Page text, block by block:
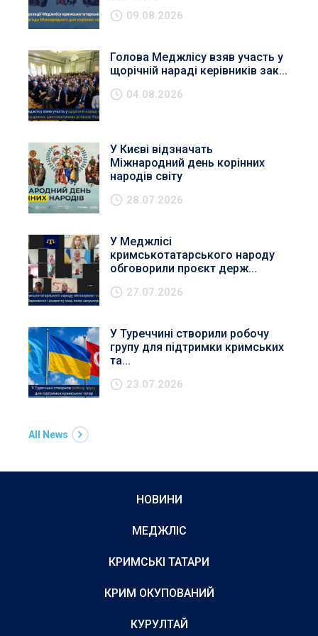
09.08.2026
Голова Меджлісу взяв участь у
щорічній нараді керівників зак...
04.08.2026
У Києві відзначать
Міжнародний день корінних
народів світу
28.07.2026
У Меджлісі
кримськотатарського народу
обговорили проєкт держ...
27.07.2026
У Туреччині створили робочу
групу для підтримки кримських
та...
23.07.2026
All News
НОВИНИ
МЕДЖЛІС
КРИМСЬКІ ТАТАРИ
КРИМ ОКУПОВАНИЙ
КУРУЛТАЙ